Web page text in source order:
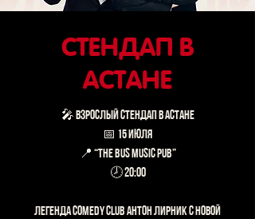
СТЕНДАП В
АСТАНЕ
🎤 ВЗРОСЛЫЙ СТЕНДАП В АСТАНЕ
📅 15 июля
📍 “The Bus Music Pub”
🕗 20:00
Легенда Comedy Club Антон Лирник с новой